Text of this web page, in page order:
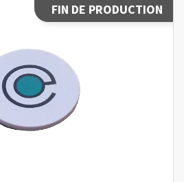
FIN DE PRODUCTION